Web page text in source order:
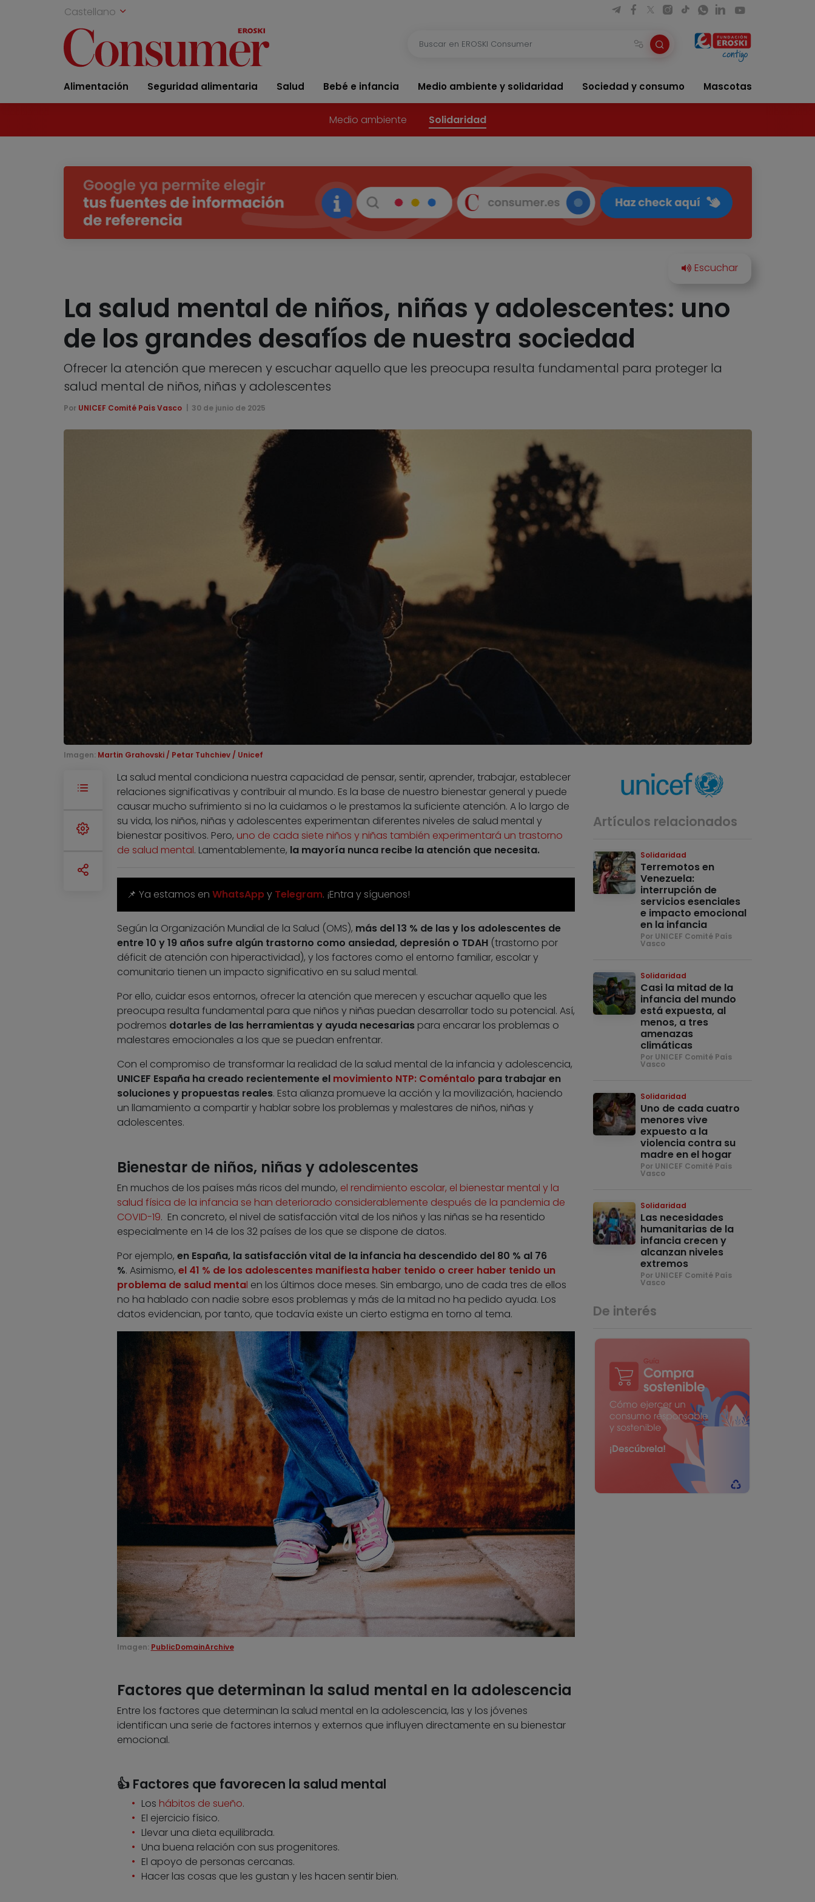
Castellano
Alimentación Seguridad alimentaria Salud Bebé e infancia Medio ambiente y solidaridad Sociedad y consumo Mascotas
Medio ambiente Solidaridad
La salud mental de niños, niñas y adolescentes: uno
de los grandes desafíos de nuestra sociedad
Ofrecer la atención que merecen y escuchar aquello que les preocupa resulta fundamental para proteger la
salud mental de niños, niñas y adolescentes
Por UNICEF Comité País Vasco 30 de junio de 2025
Imagen: Martin Grahovski / Petar Tuhchiev / Unicef
La salud mental condiciona nuestra capacidad de pensar, sentir, aprender, trabajar, establecer
relaciones significativas y contribuir al mundo. Es la base de nuestro bienestar general y puede
causar mucho sufrimiento si no la cuidamos o le prestamos la suficiente atención. A lo largo de
su vida, los niños, niñas y adolescentes experimentan diferentes niveles de salud mental y
bienestar positivos. Pero, uno de cada siete niños y niñas también experimentará un trastorno
de salud mental. Lamentablemente, la mayoría nunca recibe la atención que necesita.
📌 Ya estamos en WhatsAppy Telegram. ¡Entra y síguenos!
Según la Organización Mundial de la Salud (OMS), más del 13 % de las y los adolescentes de
entre 10 y 19 años sufre algún trastorno como ansiedad, depresión o TDAH(trastorno por
déficit de atención con hiperactividad), y los factores como el entorno familiar, escolar y
comunitario tienen un impacto significativo en su salud mental.
Por ello, cuidar esos entornos, ofrecer la atención que merecen y escuchar aquello que les
preocupa resulta fundamental para que niños y niñas puedan desarrollar todo su potencial. Así,
podremos dotarles de las herramientas y ayuda necesariaspara encarar los problemas o
malestares emocionales a los que se puedan enfrentar.
Con el compromiso de transformar la realidad de la salud mental de la infancia y adolescencia,
UNICEF España ha creado recientemente el movimiento NTP: Coméntalo para trabajar en
soluciones y propuestas reales. Esta alianza promueve la acción y la movilización, haciendo
un llamamiento a compartir y hablar sobre los problemas y malestares de niños, niñas y
adolescentes.
Bienestar de niños, niñas y adolescentes
En muchos de los países más ricos del mundo, el rendimiento escolar, el bienestar mental y la
salud física de la infancia se han deteriorado considerablemente después de la pandemia de
COVID-19. En concreto, el nivel de satisfacción vital de los niños y las niñas se ha resentido
especialmente en 14 de los 32 países de los que se dispone de datos.
Por ejemplo, en España, la satisfacción vital de la infancia ha descendido del 80 % al 76
%. Asimismo, el 41 % de los adolescentes manifiesta haber tenido o creer haber tenido un
problema de salud mental en los últimos doce meses. Sin embargo, uno de cada tres de ellos
no ha hablado con nadie sobre esos problemas y más de la mitad no ha pedido ayuda. Los
datos evidencian, por tanto, que todavía existe un cierto estigma en torno al tema.
Imagen: PublicDomainArchive
Factores que determinan la salud mental en la adolescencia
Entre los factores que determinan la salud mental en la adolescencia, las y los jóvenes
identifican una serie de factores internos y externos que influyen directamente en su bienestar
emocional.
👍 Factores que favorecen la salud mental
Los hábitos de sueño.
El ejercicio físico.
Llevar una dieta equilibrada.
Una buena relación con sus progenitores.
El apoyo de personas cercanas.
Hacer las cosas que les gustan y les hacen sentir bien.
Artículos relacionados
Solidaridad
Terremotos en
Venezuela:
interrupción de
servicios esenciales
e impacto emocional
en la infancia
Por UNICEF Comité País
Vasco
Solidaridad
Casi la mitad de la
infancia del mundo
está expuesta, al
menos, a tres
amenazas
climáticas
Por UNICEF Comité País
Vasco
Solidaridad
Uno de cada cuatro
menores vive
expuesto a la
violencia contra su
madre en el hogar
Por UNICEF Comité País
Vasco
Solidaridad
Las necesidades
humanitarias de la
infancia crecen y
alcanzan niveles
extremos
Por UNICEF Comité País
Vasco
De interés